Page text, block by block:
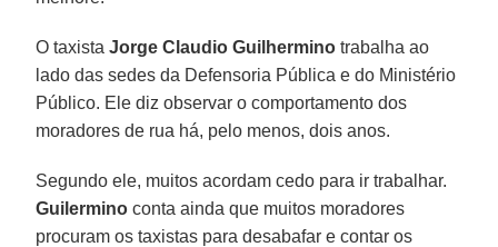
O taxista Jorge Claudio Guilhermino trabalha ao
lado das sedes da Defensoria Pública e do Ministério
Público. Ele diz observar o comportamento dos
moradores de rua há, pelo menos, dois anos.
Segundo ele, muitos acordam cedo para ir trabalhar.
Guilermino conta ainda que muitos moradores
procuram os taxistas para desabafar e contar os